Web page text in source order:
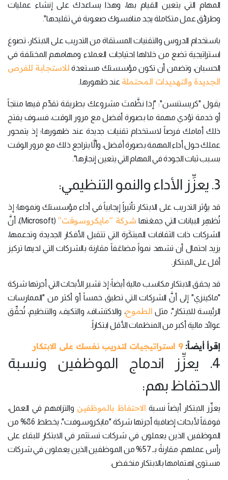
المهام التي يتعين القيام بها، وهذا يساعدك على إنشاء عمليات
وطرائق عمل متكاملة يجد منافسوك صعوبة في تقليدها".
باستخدام الدروس والتقنيات المستقاة من التدريب على الابتكار، تصوغ
استراتيجية تضع من خلالها احتياجات العملاء ومهامهم المختلفة في
الحسبان، وتضمن أن تكون مؤسستك مستعدة للاستجابة للفرص
الجديدة والتهديدات المحتملة عند ظهورها.
يقول "كريستنسن": "إذا نظَّمتَ مشروعك بطريقة تقدِّم فيها منتجاً
أو خدمة تؤدي مهمة ما بصورة أفضل مع مرور الوقت، فسوف يفتح
ذلك أمامك فرصاً لاستخدام تقنيات جديدة عند ظهورها؛ إذ يتمحور
عملك حول أداء المهمة بصورة أفضل، وألَّا يتراجع ذلك مع مرور الوقت
بسبب ثبات الجودة في المهام التي يتعين إنجازها".
3. يعزِّز الأداء والنمو التنظيمي:
قد يؤثر التدريب على الابتكار تأثيراً إيجابياً في أداء مؤسستك ونموها؛ إذ
تُظهِر البيانات التي جمعَتها شركة "مايكروسوفت"
(Microsoft)، أنَّ
الشركات ذات الثقافات المبتكَرة التي تتقبل الأفكار الجديدة وتدعمها،
يزيد احتمال أن تشهد نمواً مضاعَفاً مقارنة بالشركات التي لديها تركيز
أقل على الابتكار.
قد يحقق الابتكار مكاسب مالية أيضاً؛ إذ تشير الأبحاث التي أجرتها شركة
"ماكينزي" إلى أنَّ الشركات التي تطبق خمساً أو أكثر من "الممارسات
الرئيسة للابتكار"، مثل الطموح، والاكتشاف، والتكيف، والتنظيم، تُحقِّق
عوائد مالية أكبر من المنظمات الأقل ابتكاراً.
إقرأ أيضاً:9 استراتيجيات لتدريب نفسك على الابتكار
4. يعزِّز اندماج الموظفين ونسبة
الاحتفاظ بهم:
يعزِّز الابتكار أيضاً نسبة الاحتفاظ بالموظفين والتزامهم في العمل،
فوفقاً لأبحاث إضافية أجرتها شركة "مايكروسوفت"، يخطط 86% من
الموظفين الذين يعملون في شركات تستثمر في الابتكار للبقاء على
رأس عملهم، مقارنةً بـ 57% من الموظفين الذين يعملون في شركات
مستوى اهتمامها بالابتكار منخفض.